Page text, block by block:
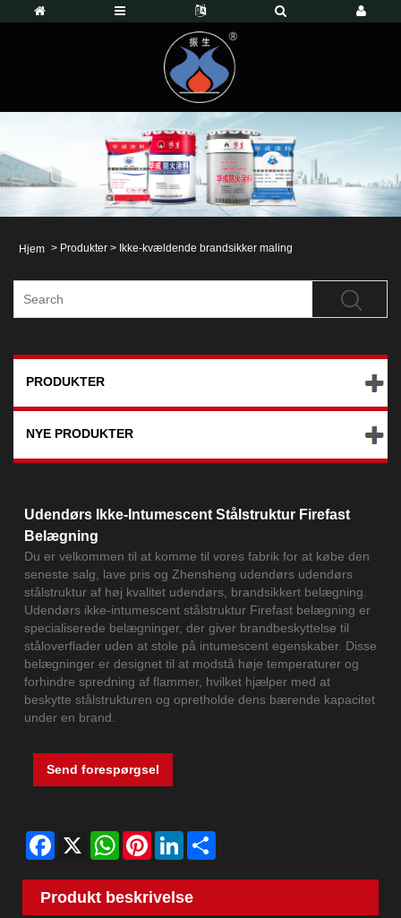
Hjem > Produkter > Ikke-kvældende brandsikker maling
PRODUKTER
NYE PRODUKTER
Udendørs Ikke-Intumescent Stålstruktur Firefast
Belægning
Du er velkommen til at komme til vores fabrik for at købe den
seneste salg, lave pris og Zhensheng udendørs udendørs
stålstruktur af høj kvalitet udendørs, brandsikkert belægning.
Udendørs ikke-intumescent stålstruktur Firefast belægning er
specialiserede belægninger, der giver brandbeskyttelse til
ståloverflader uden at stole på intumescent egenskaber. Disse
belægninger er designet til at modstå høje temperaturer og
forhindre spredning af flammer, hvilket hjælper med at
beskytte stålstrukturen og opretholde dens bærende kapacitet
under en brand.
Send forespørgsel
Facebook
X WhatsAppPinterestLinkedIn
Produkt beskrivelse